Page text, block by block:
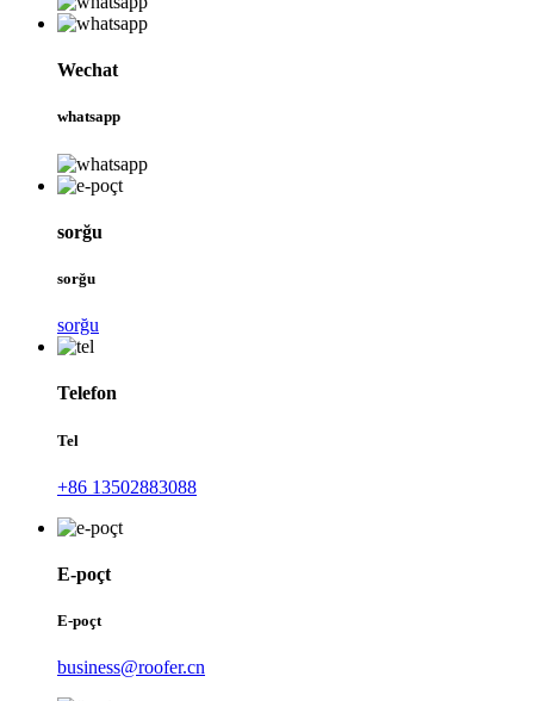
Wechat
whatsapp
sorğu
sorğu
sorğu
Telefon
Tel
+86 13502883088
E-poçt
E-poçt
business@roofer.cn